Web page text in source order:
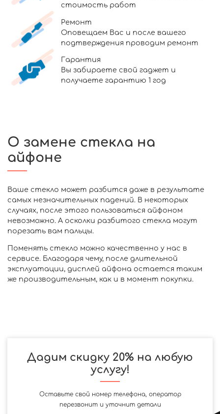
стоимость работ
Ремонт
Оповещаем Вас и после вашего
подтверждения проводим ремонт
Гарантия
Вы забираете свой гаджет и
получаете гарантию 1 год
О замене стекла на
айфоне
Ваше стекло может разбится даже в результате
самых незначительных падений. В некоторых
случаях, после этого пользоваться айфоном
невозможно. А осколки разбитого стекла могут
порезать вам пальцы.
Поменять стекло можно качественно у нас в
сервисе. Благодаря чему, после длительной
эксплуатации, дисплей айфона остается таким
же производительным, как и в момент покупки.
Дадим скидку 20% на любую
услугу!
Оставьте свой номер телефона, оператор
перезвонит и уточнит детали